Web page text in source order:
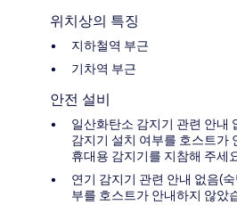
위치상의 특징
지하철역 부근
기차역 부근
안전 설비
일산화탄소 감지기 관련 안내
감지기 설치 여부를 호스트가
휴대용 감지기를 지참해 주세
연기 감지기 관련 안내 없음(
부를 호스트가 안내하지 않았